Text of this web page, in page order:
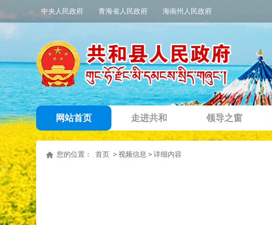
中央人民政府 青海省人民政府 海南州人民政府
网站首页 走进共和 领导之窗
您的位置： 首页 >视频信息 >详细内容